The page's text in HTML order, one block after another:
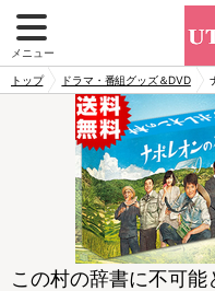
メニュー
トップ ドラマ・番組グッズ＆DVD
この村の辞書に不可能